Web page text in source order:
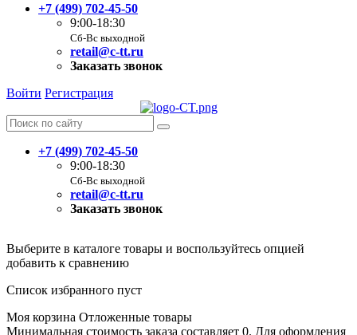
+7 (499) 702-45-50
9:00-18:30
Сб-Вс выходной
retail@c-tt.ru
Заказать звонок
Войти Регистрация
+7 (499) 702-45-50
9:00-18:30
Сб-Вс выходной
retail@c-tt.ru
Заказать звонок
Выберите в каталоге товары и воспользуйтесь опцией
добавить к сравнению
Список избранного пуст
Моя корзина Отложенные товары
Минимальная стоимость заказа составляет 0. Для оформления